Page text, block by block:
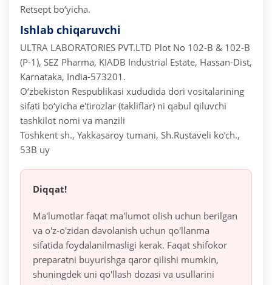
Retsept bo‘yicha.
Ishlab chiqaruvchi
ULTRA LABORATORIES PVT.LTD Plot No 102-B & 102-B
(P-1), SEZ Pharma, KIADB Industrial Estate, Hassan-Dist,
Karnataka, India-573201.
O‘zbekiston Respublikasi xududida dori vositalarining
sifati bo‘yicha e'tirozlar (takliflar) ni qabul qiluvchi
tashkilot nomi va manzili
Toshkent sh., Yakkasaroy tumani, Sh.Rustaveli ko‘ch.,
53B uy
Diqqat!
Ma'lumotlar faqat ma'lumot olish uchun berilgan
va o'z-o'zidan davolanish uchun qo'llanma
sifatida foydalanilmasligi kerak. Faqat shifokor
preparatni buyurishga qaror qilishi mumkin,
shuningdek uni qo'llash dozasi va usullarini